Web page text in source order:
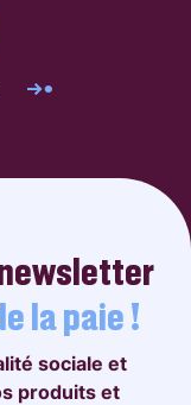
la paie !
sociale et
produits et